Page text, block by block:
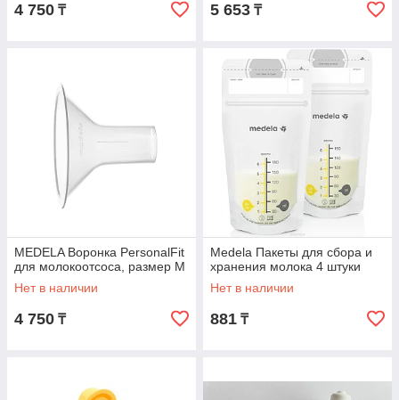
4 750 ₸ 5 653 ₸
MEDELA Воронка PersonalFit
для молокоотсоса, размер M
Нет в наличии
4 750 ₸
Medela Пакеты для сбора и
хранения молока 4 штуки
Нет в наличии
881 ₸